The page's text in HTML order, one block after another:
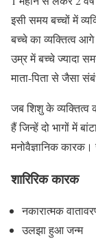
इसी समय बच्चों में
बच्चे का व्यक्तित्व
उम्र में बच्चे ज्यादा
माता-पिता से जैसा
जब शिशु के व्यक्तित्व
हैं जिन्हें दो भागों में
मनोवैज्ञानिक
शारिरिक कारक
नकारात्मक
उलझा हुआ जन्म